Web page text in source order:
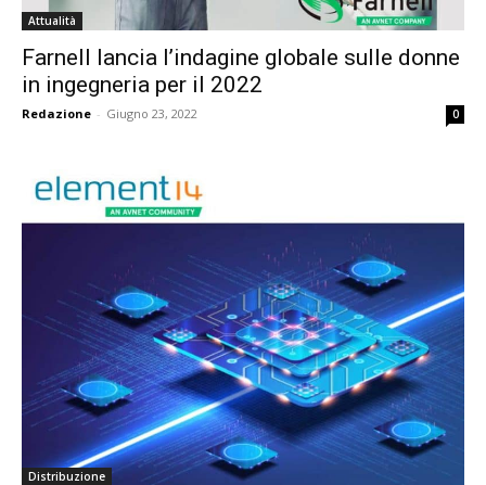
Attualità
Farnell lancia l’indagine globale sulle donne
in ingegneria per il 2022
Redazione - Giugno 23, 2022 0
Distribuzione